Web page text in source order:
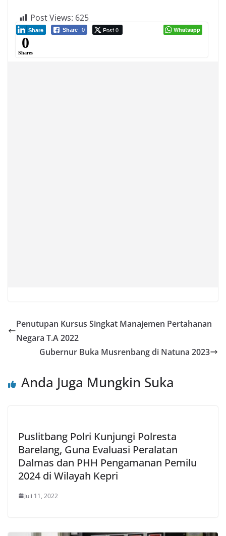
Post Views: 625
Share 0 Post 0
Share Whatsapp
0
Shares
Penutupan Kursus Singkat Manajemen Pertahanan
Negara T.A 2022
Gubernur Buka Musrenbang di Natuna 2023
Anda Juga Mungkin Suka
Puslitbang Polri Kunjungi Polresta
Barelang, Guna Evaluasi Peralatan
Dalmas dan PHH Pengamanan Pemilu
2024 di Wilayah Kepri
Juli 11, 2022